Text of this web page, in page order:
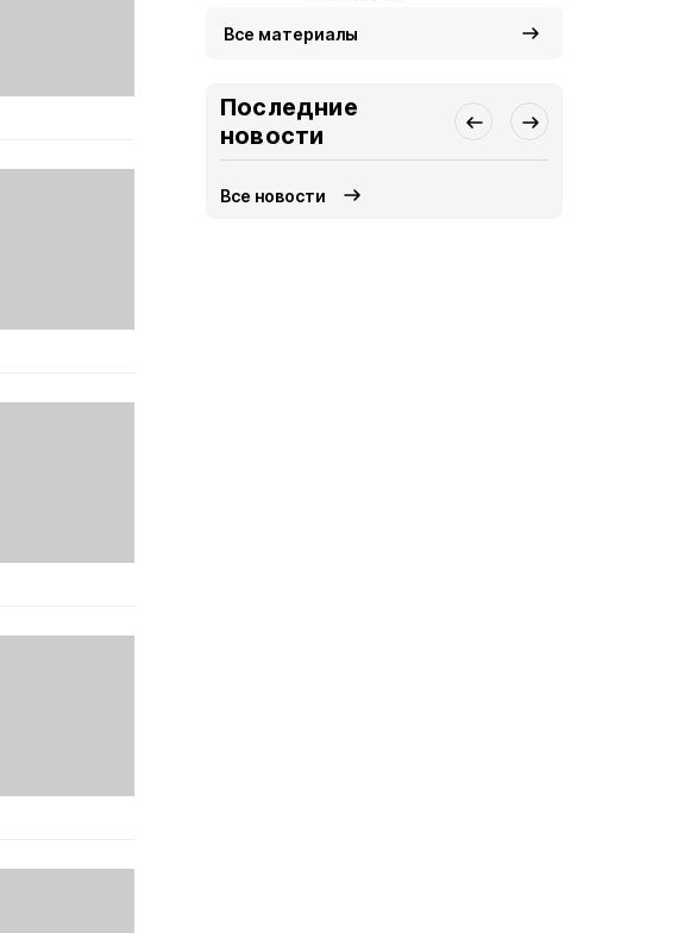
Все материалы
Последние
новости
Все новости